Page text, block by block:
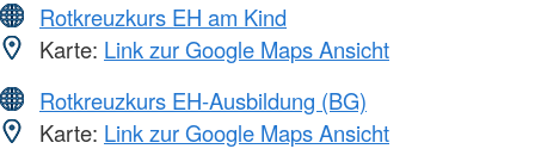
Rotkreuzkurs EH am Kind
Karte: Link zur Google Maps Ansicht
Rotkreuzkurs EH-Ausbildung (BG)
Karte: Link zur Google Maps Ansicht